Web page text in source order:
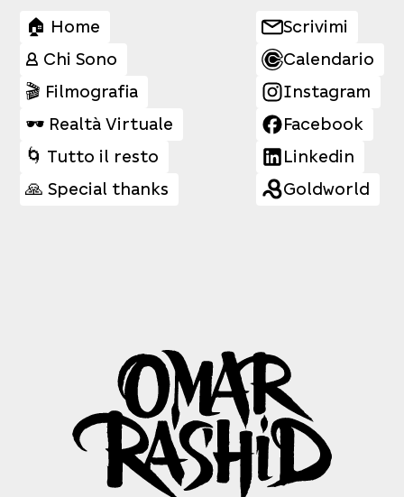
🏠 Home
👤 Chi Sono
🎬 Filmografia
🕶️ Realtà Virtuale
🌀 Tutto il resto
🙏 Special thanks
Scrivimi
Calendario
Instagram
Facebook
Linkedin
Goldworld